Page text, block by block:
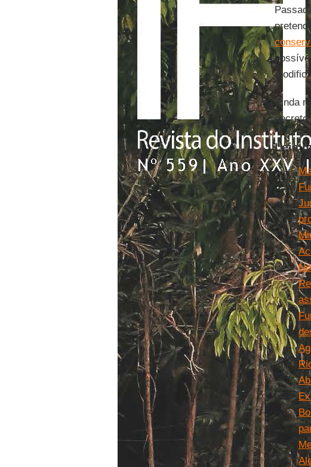
Ainda
decreto
Leia